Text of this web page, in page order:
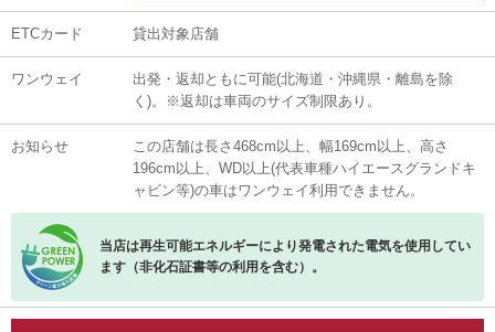
ETCカード 貸出対象店舗
ワンウェイ
出発・返却ともに可能(北海道・沖縄県・離島を除
く)。※返却は車両のサイズ制限あり。
お知らせ
この店舗は長さ468cm以上、幅169cm以上、高さ
196cm以上、WD以上(代表車種ハイエースグランドキ
ャビン等)の車はワンウェイ利用できません。
当店は再生可能エネルギーにより発電された電気を使用してい
ます（非化石証書等の利用を含む）。